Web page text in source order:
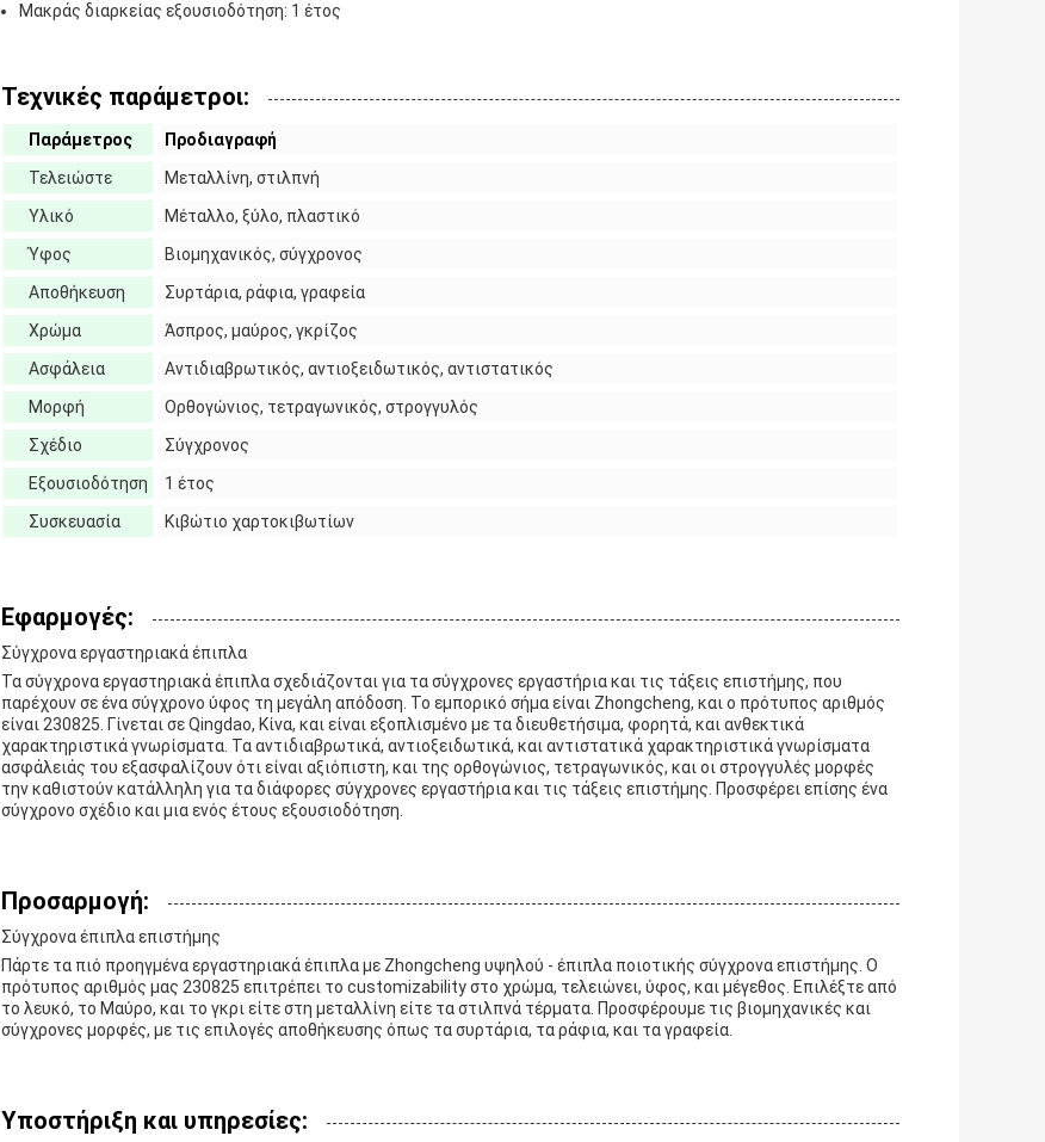
Μακράς διαρκείας εξουσιοδότηση: 1 έτος
Τεχνικές παράμετροι:
Παράμετρος
Προδιαγραφή
Τελειώστε
Μεταλλίνη, στιλπνή
Υλικό
Μέταλλο, ξύλο, πλαστικό
Ύφος
Βιομηχανικός, σύγχρονος
Αποθήκευση
Συρτάρια, ράφια, γραφεία
Χρώμα
Άσπρος, μαύρος, γκρίζος
Ασφάλεια
Αντιδιαβρωτικός, αντιοξειδωτικός, αντιστατικός
Μορφή
Ορθογώνιος, τετραγωνικός, στρογγυλός
Σχέδιο
Σύγχρονος
Εξουσιοδότηση
1 έτος
Συσκευασία
Κιβώτιο χαρτοκιβωτίων
Εφαρμογές:
Σύγχρονα εργαστηριακά έπιπλα
Τα σύγχρονα εργαστηριακά έπιπλα σχεδιάζονται για τα σύγχρονες εργαστήρια και τις τάξεις επιστήμης, που
παρέχουν σε ένα σύγχρονο ύφος τη μεγάλη απόδοση. Το εμπορικό σήμα είναι Zhongcheng, και ο πρότυπος αριθμός
είναι 230825. Γίνεται σε Qingdao, Κίνα, και είναι εξοπλισμένο με τα διευθετήσιμα, φορητά, και ανθεκτικά
χαρακτηριστικά γνωρίσματα. Τα αντιδιαβρωτικά, αντιοξειδωτικά, και αντιστατικά χαρακτηριστικά γνωρίσματα
ασφάλειάς του εξασφαλίζουν ότι είναι αξιόπιστη, και της ορθογώνιος, τετραγωνικός, και οι στρογγυλές μορφές
την καθιστούν κατάλληλη για τα διάφορες σύγχρονες εργαστήρια και τις τάξεις επιστήμης. Προσφέρει επίσης ένα
σύγχρονο σχέδιο και μια ενός έτους εξουσιοδότηση.
Προσαρμογή:
Σύγχρονα έπιπλα επιστήμης
Πάρτε τα πιό προηγμένα εργαστηριακά έπιπλα με Zhongcheng υψηλού - έπιπλα ποιοτικής σύγχρονα επιστήμης. Ο
πρότυπος αριθμός μας 230825 επιτρέπει το customizability στο χρώμα, τελειώνει, ύφος, και μέγεθος. Επιλέξτε από
το λευκό, το Μαύρο, και το γκρι είτε στη μεταλλίνη είτε τα στιλπνά τέρματα. Προσφέρουμε τις βιομηχανικές και
σύγχρονες μορφές, με τις επιλογές αποθήκευσης όπως τα συρτάρια, τα ράφια, και τα γραφεία.
Υποστήριξη και υπηρεσίες: